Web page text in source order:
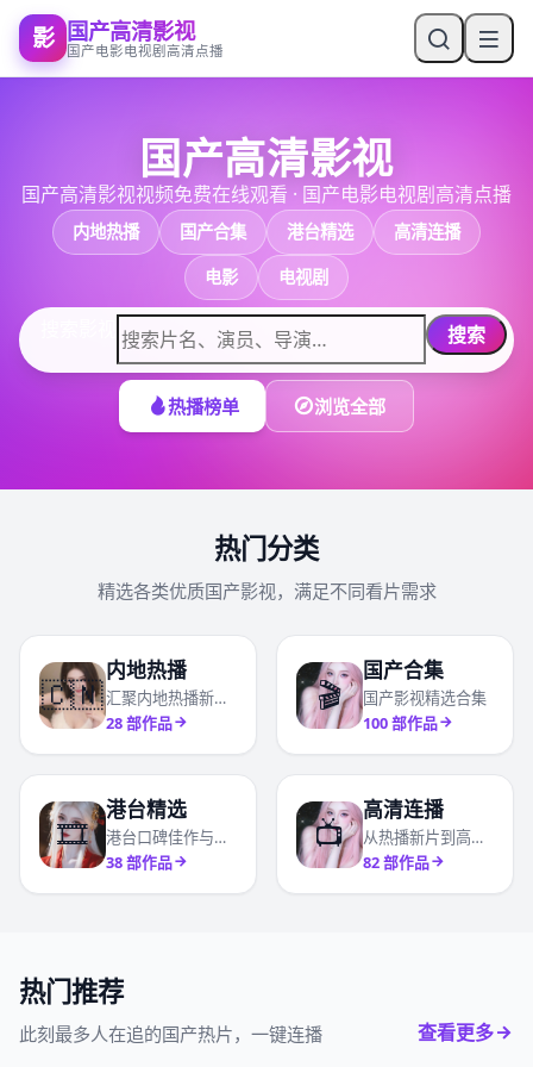
影 国产高清影视
国产电影电视剧高清点播
国产高清影视
国产高清影视视频免费在线观看 · 国产电影电视剧高清点播
内地热播 国产合集 港台精选
高清连播
电影
电视剧
搜索
热播榜单 浏览全部
热门分类
精选各类优质国产影视，满足不同看片需求
🇨🇳
内地热播
汇聚内地热播新剧与高分口碑国产剧
28部作品
🎬
国产合集
国产影视精选合集
100部作品
🎞️
港台精选
港台口碑佳作与经典精选合辑
38部作品
📺
高清连播
从热播新片到高分口碑影视全收录
82部作品
热门推荐
此刻最多人在追的国产热片，一键连播 查看更多